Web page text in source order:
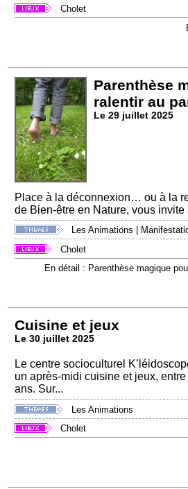
Cholet
Parenthèse
ralentir au
Le 29 juillet 2025
Place à la déconnexion… ou à la
de Bien-être en Nature, vous invite
Les Animations
Cholet
En détail : Parenthèse magique
Cuisine et jeux
Le 30 juillet 2025
Le centre socioculturel
un après-midi cuisine et jeux,
ans. Sur...
Les Animations
Cholet